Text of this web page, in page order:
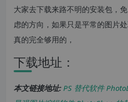
大家去下载来路不明的安装包，
虑的方向，如果只是平常的图片
真的完全够用的，
下载地址：
本文链接地址: PS 替代软件